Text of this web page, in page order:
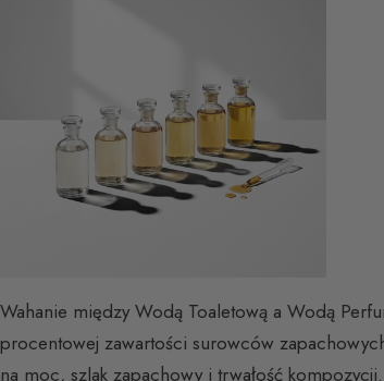
Wahanie między Wodą Toaletową a Wodą
procentowej zawartości surowców
na moc, szlak zapachowy i trwałość kompozycji.